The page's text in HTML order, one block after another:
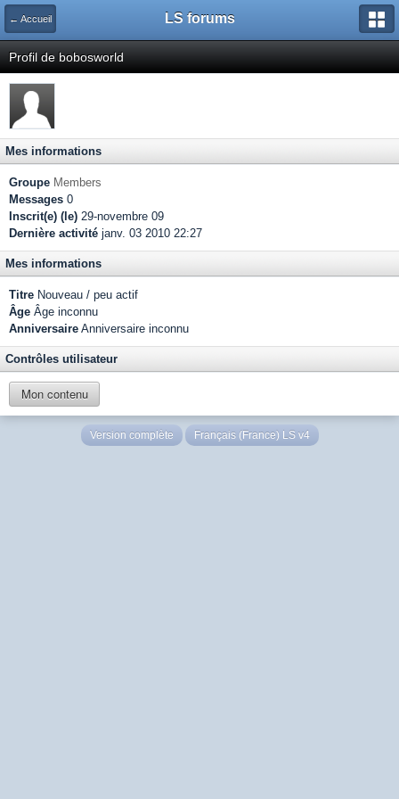
← Accueil LS forums
Profil de bobosworld
Mes informations
Groupe Members
Messages 0
Inscrit(e) (le) 29-novembre 09
Dernière activité janv. 03 2010 22:27
Mes informations
Titre Nouveau / peu actif
Âge Âge inconnu
Anniversaire Anniversaire inconnu
Contrôles utilisateur
Mon contenu
Version complète Français (France) LS v4